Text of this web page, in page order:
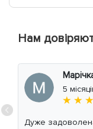
Нам
5
★ ★
Дуже задоволена, прогулянкова каляска